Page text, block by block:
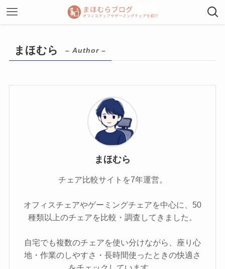
まほむら – Author –
まほむら
チェア比較サイトを7年運営。
オフィスチェアやゲーミングチェアを中心に、50
種類以上のチェアを比較・調査してきました。
自宅でも複数のチェアを使い分けながら、座り心
地・作業のしやすさ・長時間使ったときの快適さ